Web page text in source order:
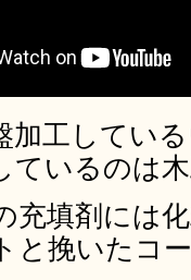
加工してい
ているのは
充填剤には
と挽いたコ